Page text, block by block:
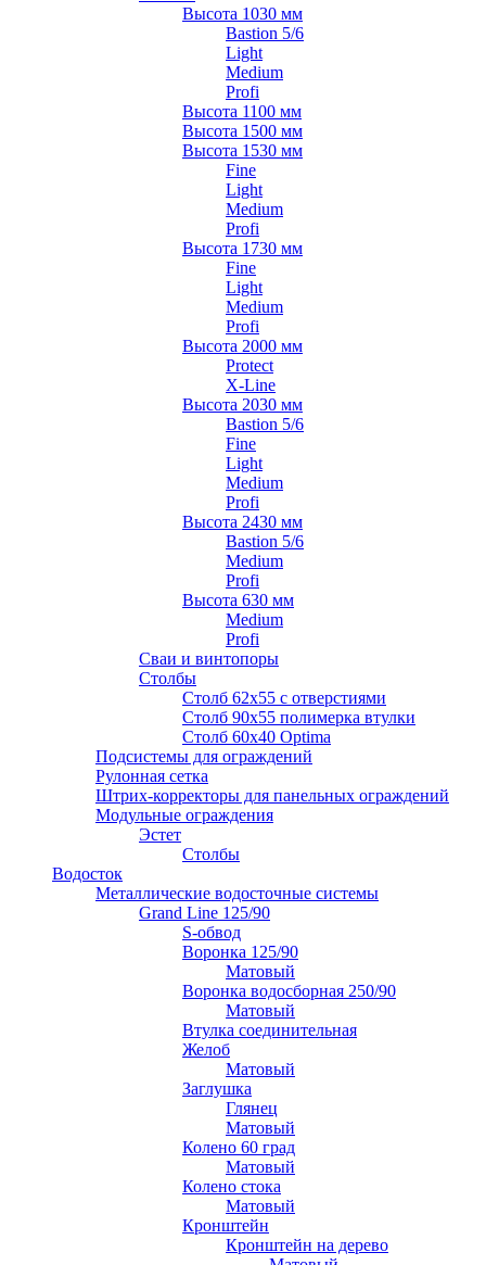
Высота 1030 мм
Bastion 5/6
Light
Medium
Profi
Высота 1100 мм
Высота 1500 мм
Высота 1530 мм
Fine
Light
Medium
Profi
Высота 1730 мм
Fine
Light
Medium
Profi
Высота 2000 мм
Protect
X-Line
Высота 2030 мм
Bastion 5/6
Fine
Light
Medium
Profi
Высота 2430 мм
Bastion 5/6
Medium
Profi
Высота 630 мм
Medium
Profi
Сваи и винтопоры
Столбы
Cтолб 62х55 с отверстиями
Cтолб 90х55 полимерка втулки
Столб 60х40 Optima
Подсистемы для ограждений
Рулонная сетка
Штрих-корректоры для панельных ограждений
Модульные ограждения
Эстет
Столбы
Водосток
Металлические водосточные системы
Grand Line 125/90
S-обвод
Воронка 125/90
Матовый
Воронка водосборная 250/90
Матовый
Втулка соединительная
Желоб
Матовый
Заглушка
Глянец
Матовый
Колено 60 град
Матовый
Колено стока
Матовый
Кронштейн
Кронштейн на дерево